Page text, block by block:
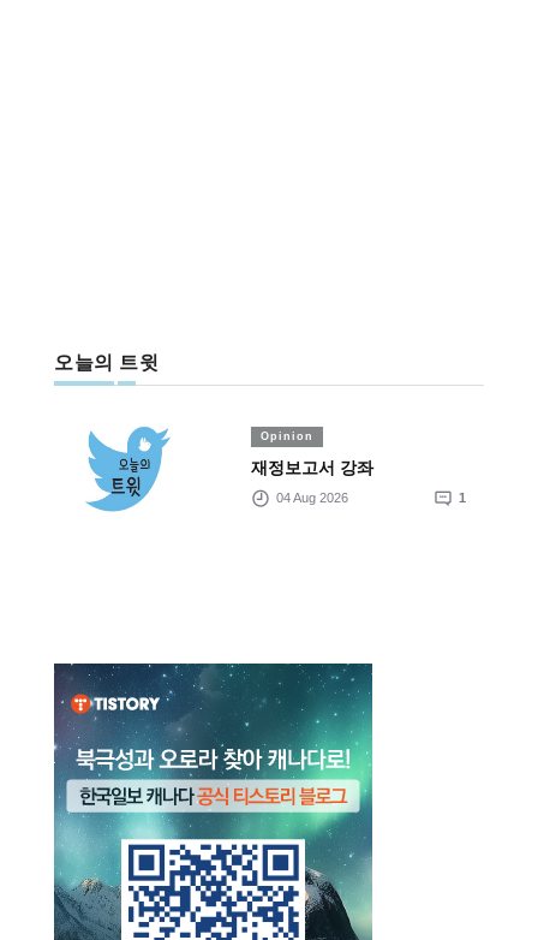
오늘의 트윗
Opinion
재정보고서 강좌
04 Aug 2026 1